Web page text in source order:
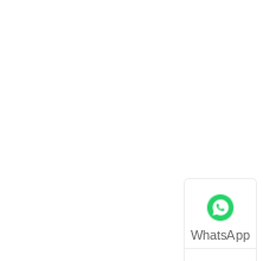
WhatsApp